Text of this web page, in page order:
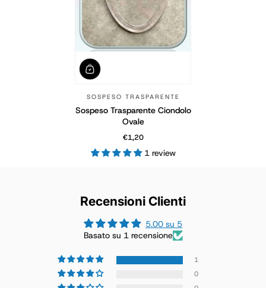
SOSPESO TRASPARENTE
Sospeso Trasparente Ciondolo
Ovale
Prezzo normale
€1,20
1 review
Recensioni Clienti
5.00 su 5
Basato su 1 recensione
1
0